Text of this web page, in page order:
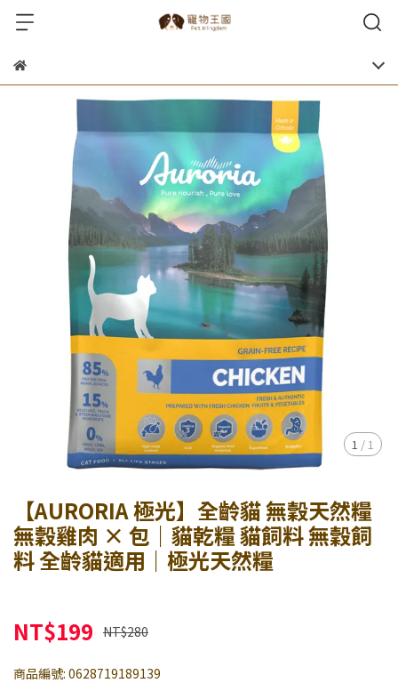
1 / 1
【AURORIA 極光】全齡貓 無穀天然糧
無穀雞肉 × 包｜貓乾糧 貓飼料 無穀飼
料 全齡貓適用｜極光天然糧
NT$199 NT$280
商品編號: 0628719189139